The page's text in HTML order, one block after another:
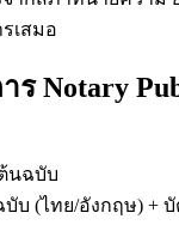
เสมอ
ร Notary
นฉบับ
บับ (ไทย/อังกฤษ) +